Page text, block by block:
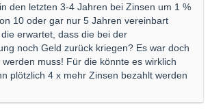
den letzten 3-4 Jahren bei Zinsen um 1 %
10 oder gar nur 5 Jahren vereinbart
erwartet, dass die bei der
noch Geld zurück kriegen? Es war doch
muss! Für die könnte es wirklich
plötzlich 4 x mehr Zinsen bezahlt werden